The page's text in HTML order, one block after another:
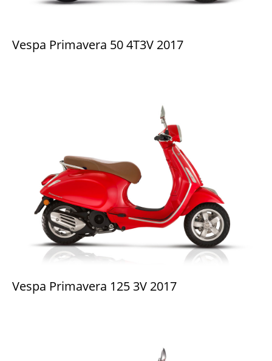
Vespa Primavera 50 4T3V 2017
Vespa Primavera 125 3V 2017